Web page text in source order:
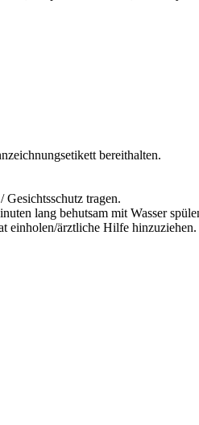
bereithalten.
tragen.
lang behutsam mit Wasser
einholen/ärztliche Hilfe hinzuziehen.